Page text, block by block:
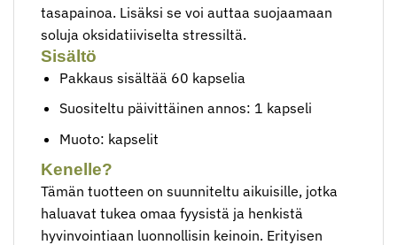
tasapainoa. Lisäksi se voi auttaa suojaamaan
soluja oksidatiiviselta stressiltä.
Sisältö
Pakkaus sisältää 60 kapselia
Suositeltu päivittäinen annos: 1 kapseli
Muoto: kapselit
Kenelle?
Tämän tuotteen on suunniteltu aikuisille, jotka
haluavat tukea omaa fyysistä ja henkistä
hyvinvointiaan luonnollisin keinoin. Erityisen